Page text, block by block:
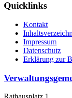
Quicklinks
Kontakt
Impressum
Datenschutz
Erklärung zur